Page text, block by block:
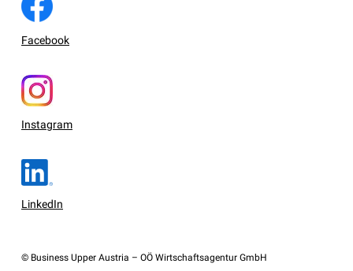
Facebook
Instagram
LinkedIn
© Business Upper Austria – OÖ Wirtschaftsagentur GmbH